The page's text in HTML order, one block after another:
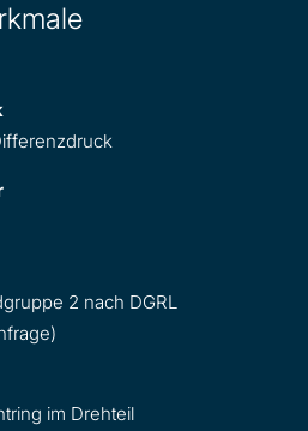
2 nach DGRL
im Drehteil